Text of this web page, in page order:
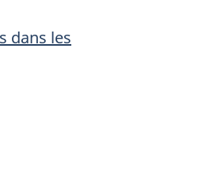
dans les